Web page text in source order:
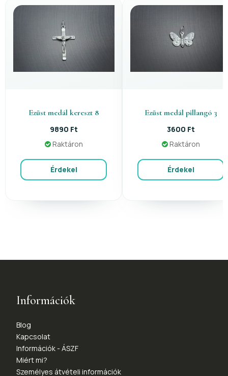
Ezüst medál kereszt 8
9890 Ft
Raktáron
Érdekel
Ezüst medál pillangó 3
3600 Ft
Raktáron
Érdekel
Információk
Blog
Kapcsolat
Információk - ÁSZF
Miért mi?
Személyes átvételi információk